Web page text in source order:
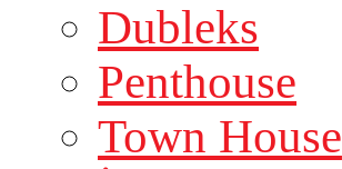
Dubleks
Penthouse
Town House